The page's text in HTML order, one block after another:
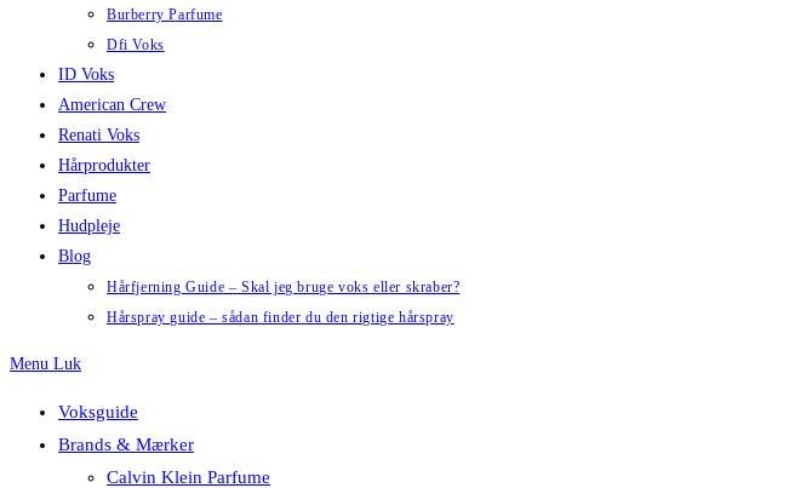
Burberry Parfume
Dfi Voks
ID Voks
American Crew
Renati Voks
Hårprodukter
Parfume
Hudpleje
Blog
Hårfjerning Guide – Skal jeg bruge voks eller skraber?
Hårspray guide – sådan finder du den rigtige hårspray
Menu Luk
Voksguide
Brands & Mærker
Calvin Klein Parfume